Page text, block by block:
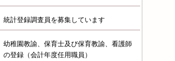
統計登録調査員を募集しています
幼稚園教諭、保育士及び保育教諭、看護師
の登録（会計年度任用職員）